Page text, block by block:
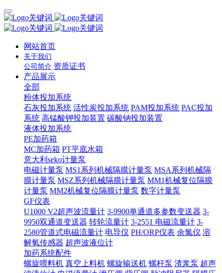
网站首页
关于我们
公司简介 资质证书
产品展示
全部
粉体投加系统
石灰投加系统 活性炭投加系统 PAM投加系统 PAC投加
系统 高锰酸钾投加装置 碳酸钠投加装置
液体投加系统
PE加药箱
MC加药箱 PT平底水箱
意大利seko计量泵
电磁计量泵 MS1系列机械隔膜计量泵 MSA系列机械隔
膜计量泵 MSZ系列机械隔膜计量泵 MM1机械复位隔膜
计量泵 MM2机械复位隔膜计量泵 数字计量泵
GF仪表
U1000 V2超声波流量计 3-9900单通道多参数变送器 3-
9950双通道变送器 转轮流量计 3-2551 电磁流量计 3-
2580管道式电磁流量计 电导仪 PH/ORP仪表 余氯仪 溶
解氧传感器 超声波液位计
加药系统配件
螺旋喂料机 真空上料机 螺旋输送机 螺杆泵 渣浆泵 超声